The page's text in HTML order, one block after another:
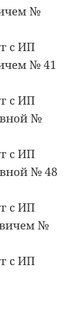
№
с ИП
№ 41
с ИП
№
с ИП
№ 48
с ИП
№
с ИП